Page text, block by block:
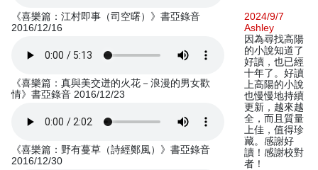
《喜樂篇：江村即事（司空曙）》書亞錄音
2016/12/16
《喜樂篇：真與美交迸的火花－浪漫的男女歡
情》書亞錄音 2016/12/23
《喜樂篇：野有蔓草（詩經鄭風）》書亞錄音
2016/12/30
2024/9/7
Ashley
因為尋找高陽
的小說知道了
好讀，也已經
十年了。好讀
上高陽的小說
也慢慢地持續
更新，越來越
全，而且質量
上佳，值得珍
藏。感謝好
讀！感謝校對
者！